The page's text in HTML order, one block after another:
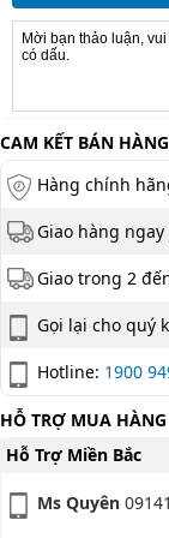
CAM KẾT BÁN HÀNG
Hàng chính
Giao hàng
Giao trong 2
Gọi lại cho quý
Hotline: 1900
HỖ TRỢ MUA HÀNG
Hỗ Trợ Miền Bắc
Ms Quyên